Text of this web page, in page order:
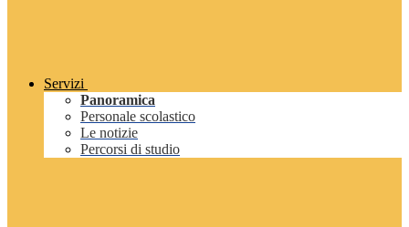
Servizi
Panoramica
Personale scolastico
Le notizie
Percorsi di studio